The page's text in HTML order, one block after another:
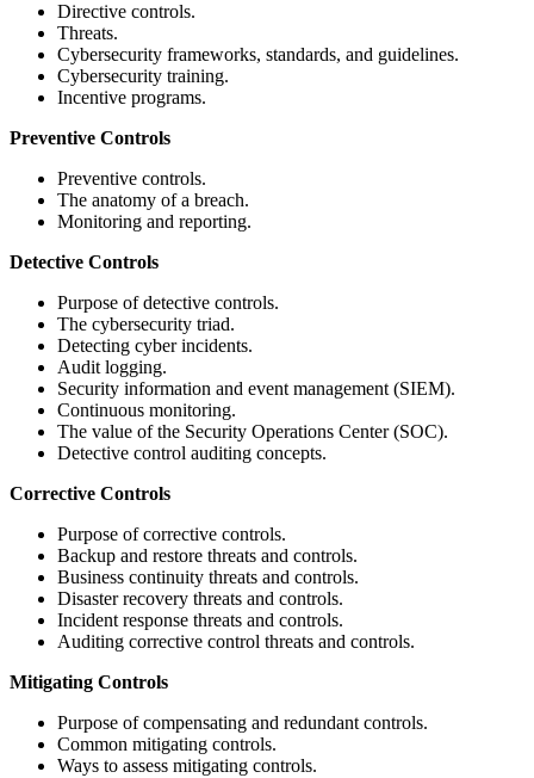
Directive controls.
Threats.
Cybersecurity frameworks, standards, and guidelines.
Cybersecurity training.
Incentive programs.
Preventive Controls
Preventive controls.
The anatomy of a breach.
Monitoring and reporting.
Detective Controls
Purpose of detective controls.
The cybersecurity triad.
Detecting cyber incidents.
Audit logging.
Security information and event management (SIEM).
Continuous monitoring.
The value of the Security Operations Center (SOC).
Detective control auditing concepts.
Corrective Controls
Purpose of corrective controls.
Backup and restore threats and controls.
Business continuity threats and controls.
Disaster recovery threats and controls.
Incident response threats and controls.
Auditing corrective control threats and controls.
Mitigating Controls
Purpose of compensating and redundant controls.
Common mitigating controls.
Ways to assess mitigating controls.